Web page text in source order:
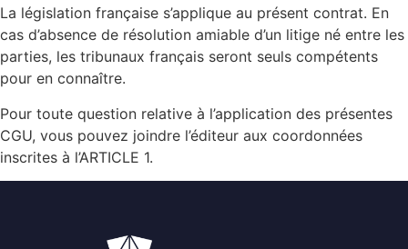
La législation française s’applique au présent contrat. En
cas d’absence de résolution amiable d’un litige né entre les
parties, les tribunaux français seront seuls compétents
pour en connaître.
Pour toute question relative à l’application des présentes
CGU, vous pouvez joindre l’éditeur aux coordonnées
inscrites à l’ARTICLE 1.